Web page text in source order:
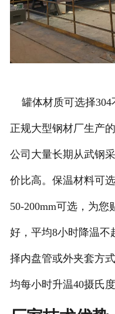
罐体材质可选择304
正规大型钢材厂生产
公司大量长期从武钢
价比高。保温材料可
50-200mm可选，为
好，平均8小时降温不
择内盘管或外夹套方
均每小时升温40摄氏